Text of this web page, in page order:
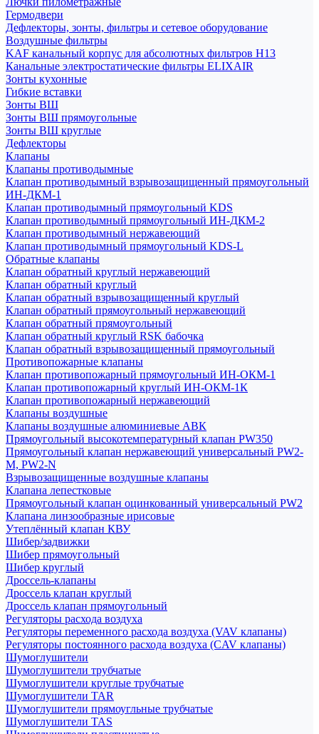
Гермодвери
Дефлекторы, зонты, фильтры и сетевое оборудование
Воздушные фильтры
KAF канальный корпус для абсолютных фильтров H13
Канальные электростатические фильтры ELIXAIR
Зонты кухонные
Гибкие вставки
Зонты ВШ
Зонты ВШ прямоугольные
Зонты ВШ круглые
Дефлекторы
Клапаны
Клапаны противодымные
Клапан противодымный взрывозащищенный прямоугольный
ИН-ДКМ-1
Клапан противодымный прямоугольный KDS
Клапан противодымный прямоугольный ИН-ДКМ-2
Клапан противодымный нержавеющий
Клапан противодымный прямоугольный KDS-L
Обратные клапаны
Клапан обратный круглый нержавеющий
Клапан обратный круглый
Клапан обратный взрывозащищенный круглый
Клапан обратный прямоугольный нержавеющий
Клапан обратный прямоугольный
Клапан обратный круглый RSK бабочка
Клапан обратный взрывозащищенный прямоугольный
Противопожарные клапаны
Клапан противопожарный прямоугольный ИН-ОКМ-1
Клапан противопожарный круглый ИН-ОКМ-1К
Клапан противопожарный нержавеющий
Клапаны воздушные
Клапаны воздушные алюминиевые АВК
Прямоугольный высокотемпературный клапан PW350
Прямоугольный клапан нержавеющий универсальный PW2-
M, PW2-N
Взрывозащищенные воздушные клапаны
Клапана лепестковые
Прямоугольный клапан оцинкованный универсальный PW2
Клапана линзообразные ирисовые
Утеплённый клапан КВУ
Шибер/задвижки
Шибер прямоугольный
Шибер круглый
Дроссель-клапаны
Дроссель клапан круглый
Дроссель клапан прямоугольный
Регуляторы расхода воздуха
Регуляторы переменного расхода воздуха (VAV клапаны)
Регуляторы постоянного расхода воздуха (CAV клапаны)
Шумоглушители
Шумоглушители трубчатые
Шумоглушители круглые трубчатые
Шумоглушители TAR
Шумоглушители прямоугльные трубчатые
Шумоглушители TAS